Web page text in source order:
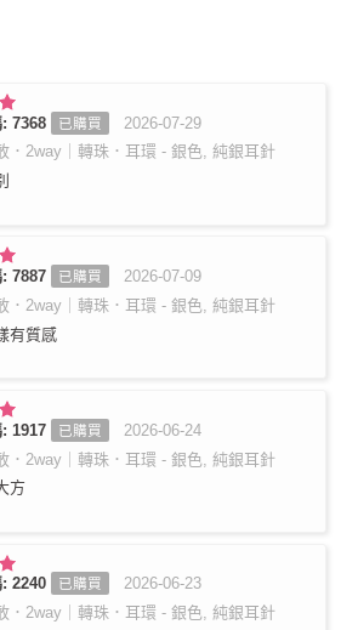
7368 已購買
2026-07-29
．2way｜轉珠．耳環 - 銀色, 純銀耳針
7887 已購買
2026-07-09
．2way｜轉珠．耳環 - 銀色, 純銀耳針
有質感
1917 已購買
2026-06-24
．2way｜轉珠．耳環 - 銀色, 純銀耳針
方
2240 已購買
2026-06-23
．2way｜轉珠．耳環 - 銀色, 純銀耳針